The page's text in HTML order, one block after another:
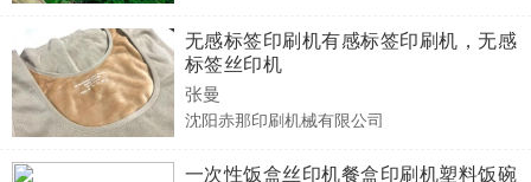
无感标签印刷机有感标签印刷机，无感
标签丝印机
张曼
沈阳赤那印刷机械有限公司
一次性饭盒丝印机餐盒印刷机塑料饭碗